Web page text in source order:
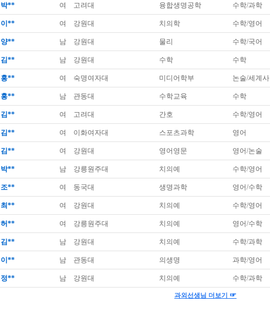
박** 여 고려대 융합생명공학 수학/과학
이** 여 강원대 치의학 수학/영어
양** 남 강원대 물리 수학/국어
김** 남 강원대 수학 수학
홍** 여 숙명여자대 미디어학부 논술/세계사
홍** 남 관동대 수학교육 수학
김** 여 고려대 간호 수학/영어
김** 여 이화여자대 스포츠과학 영어
김** 여 강원대 영어영문 영어/논술
박** 남 강릉원주대 치의예 수학/영어
조** 여 동국대 생명과학 영어/수학
최** 여 강원대 치의예 수학/영어
허** 여 강릉원주대 치의예 영어/수학
김** 남 강원대 치의예 수학/과학
이** 남 관동대 의생명 과학/영어
정** 남 강원대 치의예 수학/과학
과외선생님 더보기 ☞